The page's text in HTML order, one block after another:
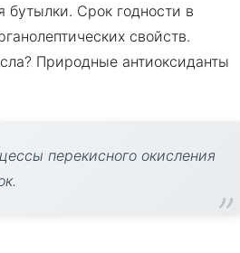
Срок годности в
свойств.
Природные антиоксиданты
перекисного окисления